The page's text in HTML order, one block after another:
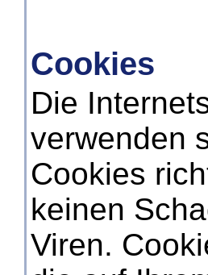
Cookies
Die
verwenden
Cookies
keinen
Viren.